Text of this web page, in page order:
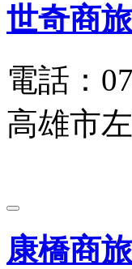
世奇商旅
電話：
高雄市
康橋商